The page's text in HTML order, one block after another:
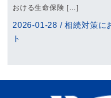
おける生命保険 […]
2026-01-28 /相続対策に
ト